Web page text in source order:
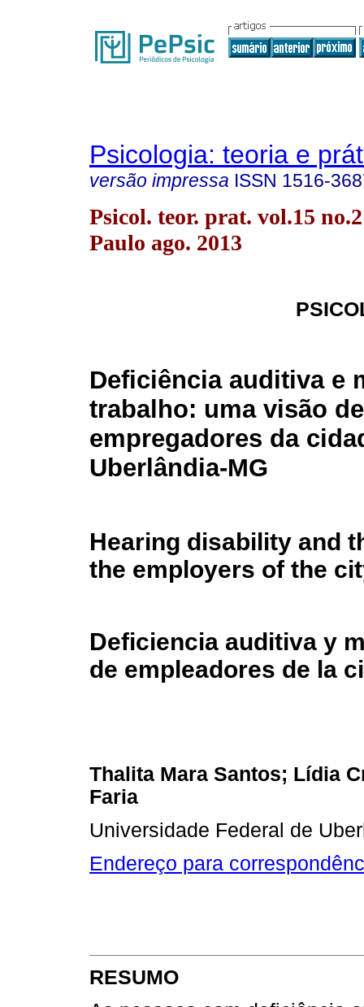
Psicologia: teoria e
versão impressa ISSN 1516-
Psicol. teor. prat. vol.15
Paulo ago. 2013
Deficiência auditiva e
trabalho: uma visão de
empregadores da
Uberlândia-MG
Hearing disability and
the employers of the
Deficiencia auditiva y
de empleadores de la
Thalita Mara Santos; Lídia
Faria
Universidade Federal de
Endereço para
RESUMO